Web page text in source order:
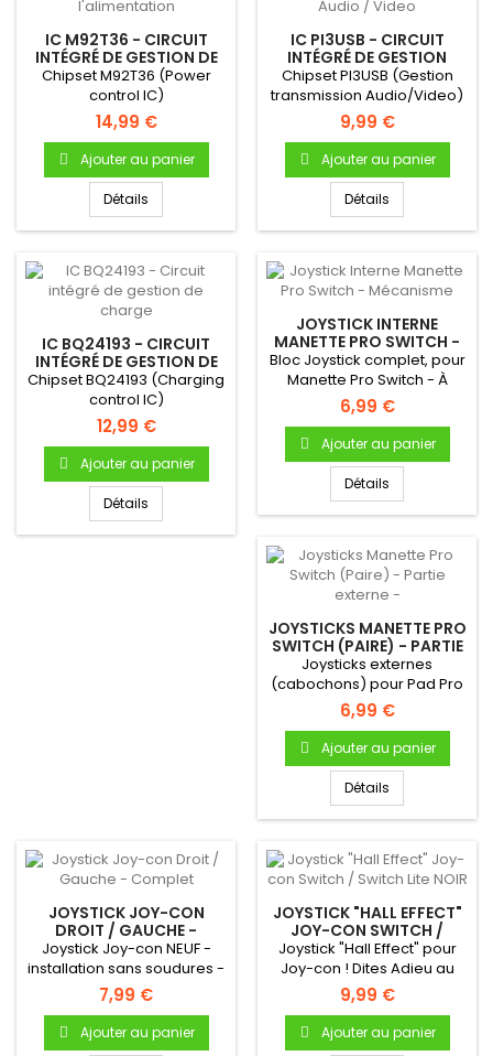
IC M92T36 - CIRCUIT
INTÉGRÉ DE GESTION DE
L'ALIMENTATION
Chipset M92T36 (Power
control IC)
14,99 €
Ajouter au panier
Détails
IC PI3USB - CIRCUIT
INTÉGRÉ DE GESTION
TRANSMISSION AUDIO /
VIDEO
Chipset PI3USB (Gestion
transmission Audio/Video)
9,99 €
Ajouter au panier
Détails
IC BQ24193 - CIRCUIT
INTÉGRÉ DE GESTION DE
CHARGE
Chipset BQ24193 (Charging
control IC)
12,99 €
Ajouter au panier
Détails
JOYSTICK INTERNE
MANETTE PRO SWITCH -
MÉCANISME
Bloc Joystick complet, pour
Manette Pro Switch - À
souder sur la carte mère...
6,99 €
Ajouter au panier
Détails
JOYSTICKS MANETTE PRO
SWITCH (PAIRE) - PARTIE
EXTERNE -
Joysticks externes
(cabochons) pour Pad Pro
Switch - Produit neuf &
original
6,99 €
Ajouter au panier
Détails
JOYSTICK JOY-CON
DROIT / GAUCHE -
COMPLET
Joystick Joy-con NEUF -
installation sans soudures -
Complet, avec sa nappe...
7,99 €
Ajouter au panier
JOYSTICK "HALL EFFECT"
JOY-CON SWITCH /
SWITCH LITE NOIR
Joystick "Hall Effect" pour
Joy-con ! Dites Adieu au
Joy-con Drift grâce à la...
9,99 €
Ajouter au panier